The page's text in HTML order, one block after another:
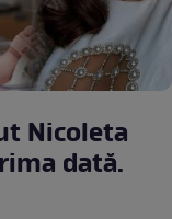
Nicoleta
dată.